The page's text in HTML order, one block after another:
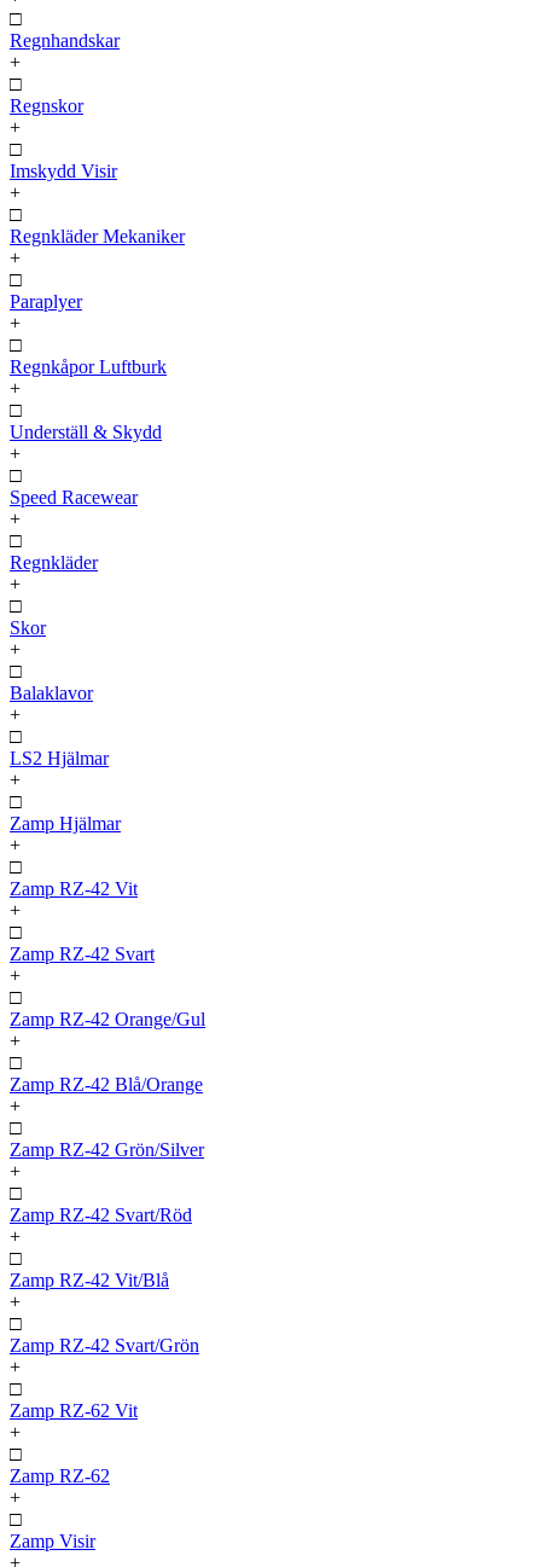
□
Regnhandskar
+
□
Regnskor
+
□
Imskydd Visir
+
□
Regnkläder Mekaniker
+
□
Paraplyer
+
□
Regnkåpor Luftburk
+
□
Underställ & Skydd
+
□
Speed Racewear
+
□
Regnkläder
+
□
Skor
+
□
Balaklavor
+
□
LS2 Hjälmar
+
□
Zamp Hjälmar
+
□
Zamp RZ-42 Vit
+
□
Zamp RZ-42 Svart
+
□
Zamp RZ-42 Orange/Gul
+
□
Zamp RZ-42 Blå/Orange
+
□
Zamp RZ-42 Grön/Silver
+
□
Zamp RZ-42 Svart/Röd
+
□
Zamp RZ-42 Vit/Blå
+
□
Zamp RZ-42 Svart/Grön
+
□
Zamp RZ-62 Vit
+
□
Zamp RZ-62
+
□
Zamp Visir
+